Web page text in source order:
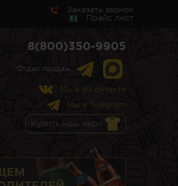
Заказать звонок
Прайс лист
8(800)350-9905
*Отдел продаж
Мы в ВКонтакте
Мы в Telegram